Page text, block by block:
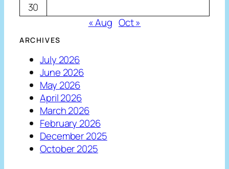
30
« Aug Oct »
ARCHIVES
July 2026
June 2026
May 2026
April 2026
March 2026
February 2026
December 2025
October 2025